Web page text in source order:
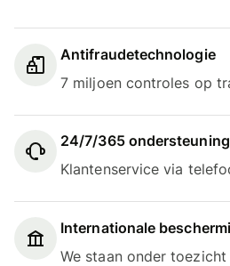
Antifraudetechnologie
7 miljoen controles op
24/7/365 ondersteuning
Klantenservice via
Internationale
We staan onder